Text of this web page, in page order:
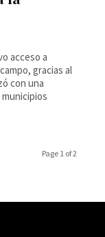
acceso a
gracias al
con una
Page 1 of 2